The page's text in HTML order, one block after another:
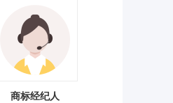
商标经纪人